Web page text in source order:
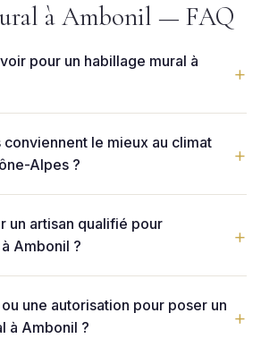
à Ambonil — FAQ
pour un habillage mural à
le mieux au climat
Alpes ?
un artisan qualifié pour
Ambonil ?
une autorisation pour poser un
à Ambonil ?